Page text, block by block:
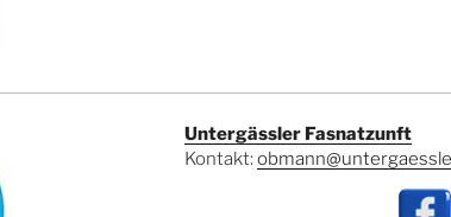
Untergässler Fasnatzunft
Kontakt: